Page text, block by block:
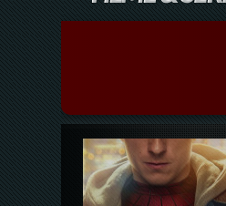
Details,Play